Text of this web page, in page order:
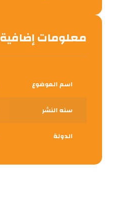
معلومات إضافية
اسم الموضوع
سنه النشر
الدولة